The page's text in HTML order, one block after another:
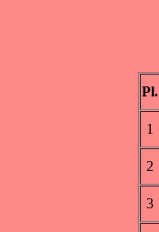
Pl.
1
2
3